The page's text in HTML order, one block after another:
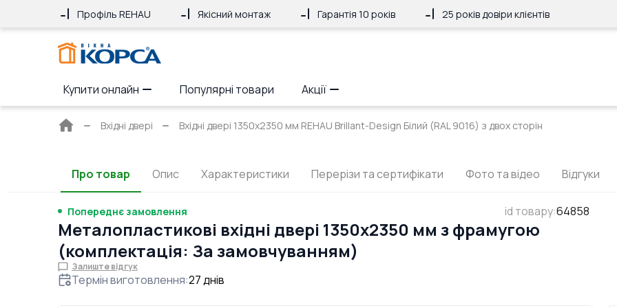
Профіль REHAU Якісний монтаж Гарантія 10 років 25 років довіри клієнтів
Купити онлайн Популярні товари Акції
Головна
Вхідні двері Вхідні двері 1350x2350 мм REHAU Brillant-Design Білий (RAL 9016) з двох сторін
Про товар Опис Характеристики Перерізи та сертифікати Фото та відео Відгуки
Попереднє замовлення id товару:64858
Металопластикові вхідні двері 1350x2350 мм з фрамугою
(комплектація: За замовчуванням)
Залиште відгук
Термін виготовлення:27днів